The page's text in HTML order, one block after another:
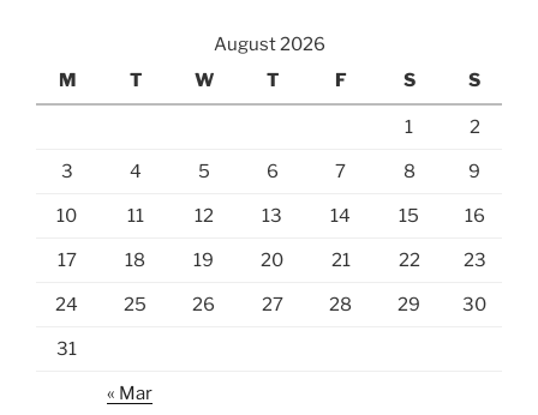
August 2026
M
T W T F S S
1 2
3 4 5 6 7 8 9
10 11 12 13 14 15 16
17 18 19 20 21 22 23
24 25 26 27 28 29 30
31
« Mar